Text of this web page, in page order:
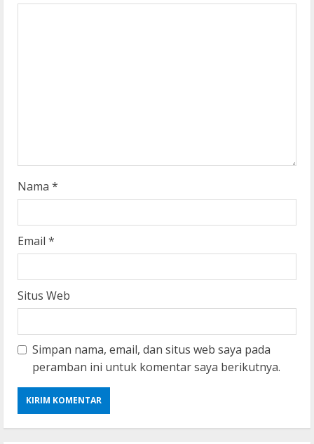
g
Nama *
Email *
Situs Web
Simpan nama, email, dan situs web saya pada
peramban ini untuk komentar saya berikutnya.